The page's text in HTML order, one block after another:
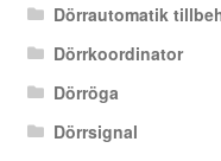
Dörrautomatik
Dörrkoordinator
Dörröga
Dörrsignal